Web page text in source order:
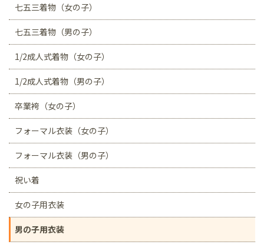
七五三着物（女の子）
七五三着物（男の子）
1/2成人式着物（女の子）
1/2成人式着物（男の子）
卒業袴（女の子）
フォーマル衣装（女の子）
フォーマル衣装（男の子）
祝い着
女の子用衣装
男の子用衣装